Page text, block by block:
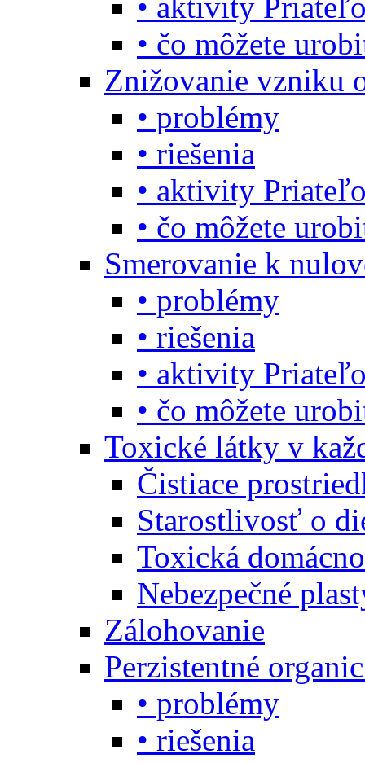
• čo môžete
Znižovanie vzniku
• problémy
• riešenia
• aktivity
• čo môžete
Smerovanie k
• problémy
• riešenia
• aktivity
• čo môžete
Toxické látky v
Čistiace
Starostlivosť o
Toxická
Nebezpečné
Zálohovanie
Perzistentné
• problémy
• riešenia